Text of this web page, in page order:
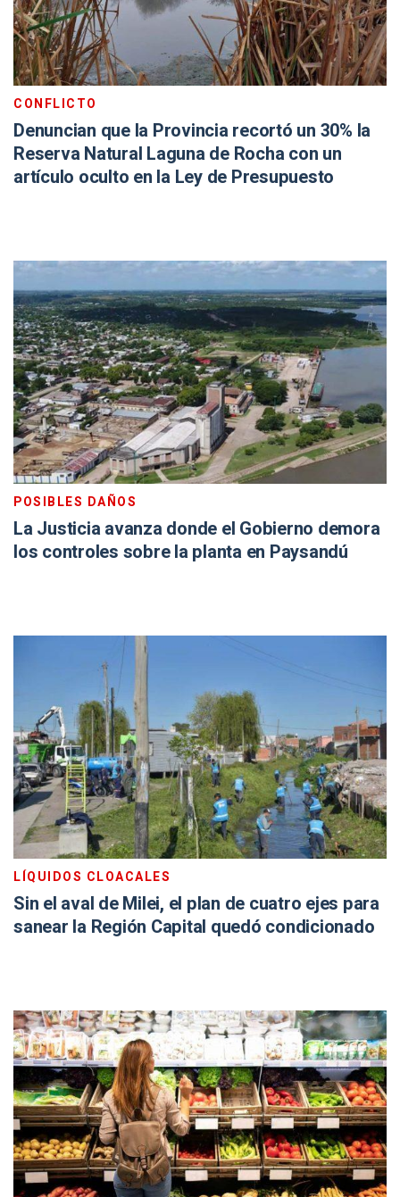
CONFLICTO
Denuncian que la Provincia recortó un 30% la
Reserva Natural Laguna de Rocha con un
artículo oculto en la Ley de Presupuesto
POSIBLES DAÑOS
La Justicia avanza donde el Gobierno demora
los controles sobre la planta en Paysandú
LÍQUIDOS CLOACALES
Sin el aval de Milei, el plan de cuatro ejes para
sanear la Región Capital quedó condicionado